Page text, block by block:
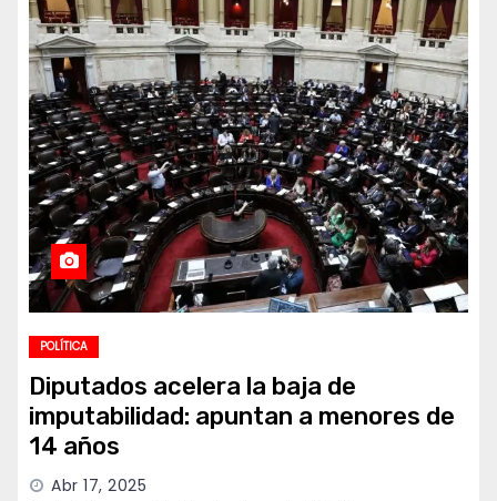
POLÍTICA
Diputados acelera la baja de
imputabilidad: apuntan a menores de
14 años
Abr 17, 2025